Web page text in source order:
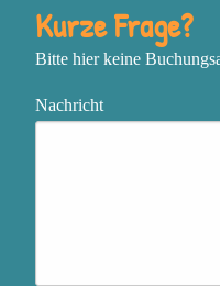
Kurze Frage?
Bitte hier keine
Nachricht